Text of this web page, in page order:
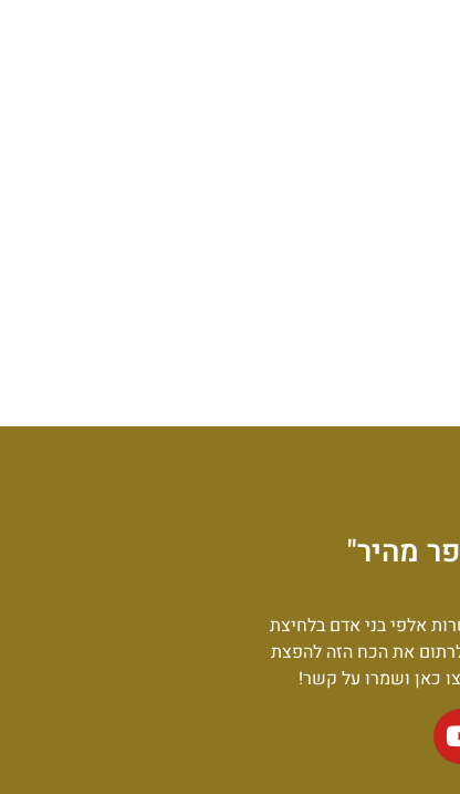
מהיר"
אלפי בני אדם בלחיצת
את הכח הזה להפצת
כאן ושמרו על קשר!